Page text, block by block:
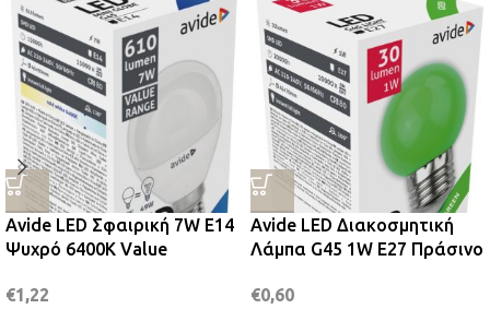
Avide LED Σφαιρική 7W E14
Ψυχρό 6400K Value
€1,22
Avide LED Διακοσμητική
Λάμπα G45 1W E27 Πράσινο
€0,60